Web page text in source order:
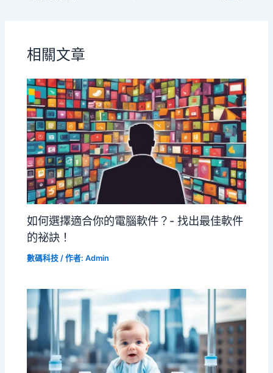
相關文章
如何選擇適合你的電腦軟件？- 找出最佳軟件
的祕訣！
數碼科技 / 作者:Admin